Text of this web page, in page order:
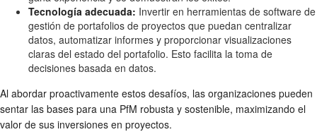
Tecnología adecuada: Invertir en herramientas de software de
gestión de portafolios de proyectos que puedan centralizar
datos, automatizar informes y proporcionar visualizaciones
claras del estado del portafolio. Esto facilita la toma de
decisiones basada en datos.
Al abordar proactivamente estos desafíos, las organizaciones pueden
sentar las bases para una PfM robusta y sostenible, maximizando el
valor de sus inversiones en proyectos.